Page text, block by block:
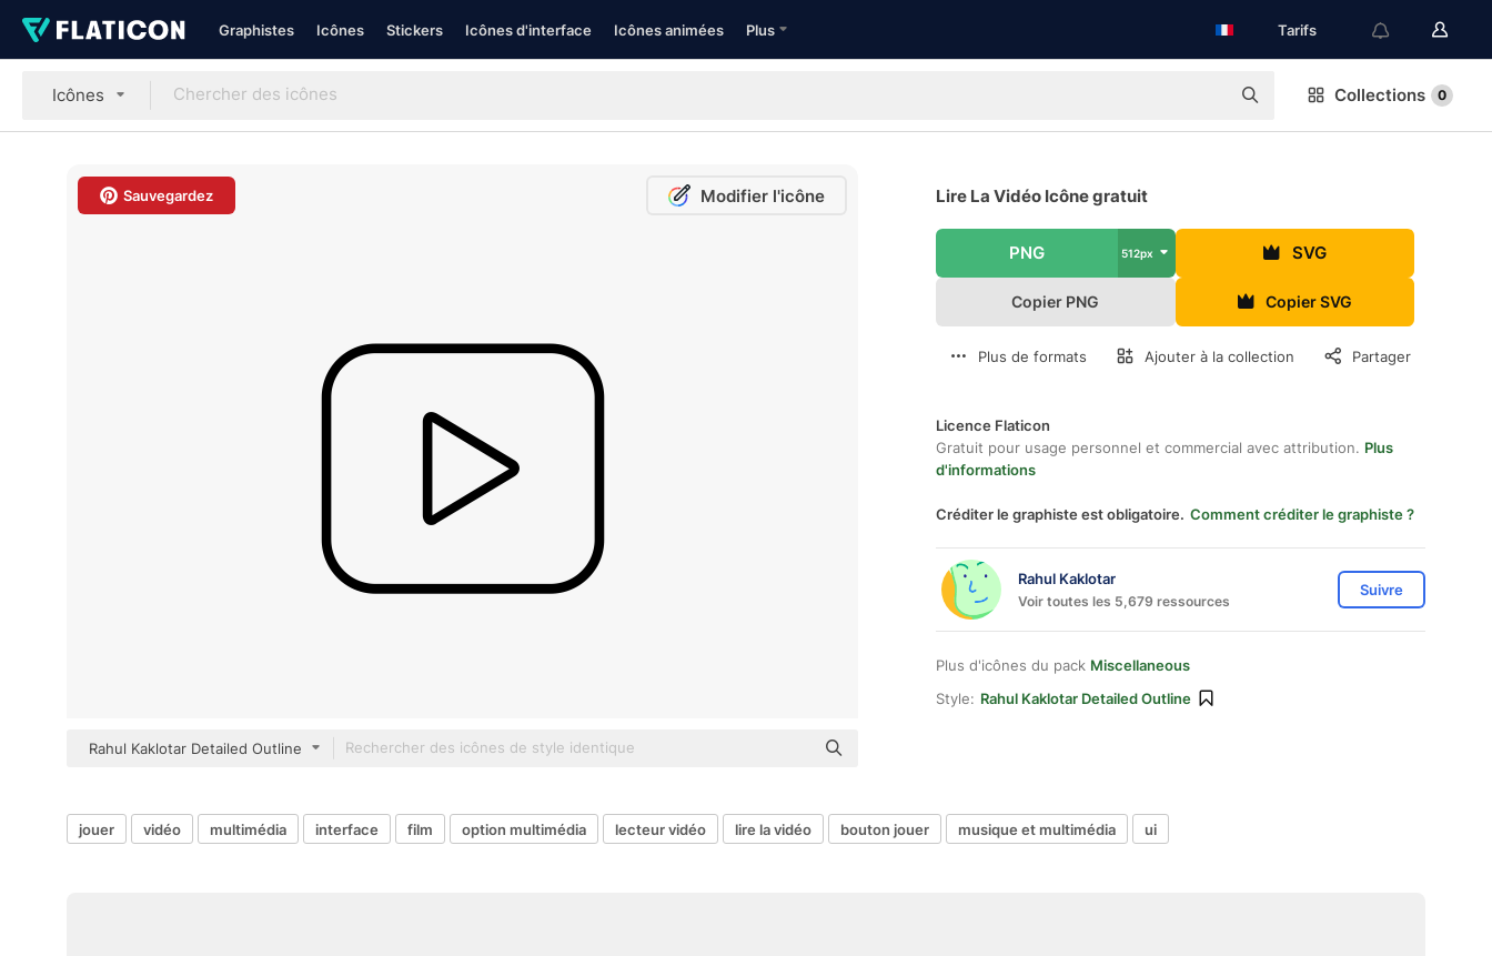
Graphistes Icônes Stickers Icônes d'interface Icônes animées Plus Tarifs
Icônes Collections 0
Sauvegardez Modifier l'icône
Rahul Kaklotar Detailed Outline
Lire La Vidéo Icône gratuit
PNG 512px SVG
Copier PNG Copier SVG
Plus de formats Ajouter à la collection Partager
Licence Flaticon
Gratuit pour usage personnel et commercial avec attribution. Plus
d'informations
Créditer le graphiste est obligatoire. Comment créditer le graphiste ?
Rahul Kaklotar
Voir toutes les 5,679 ressources
Suivre
Plus d'icônes du pack Miscellaneous
Style: Rahul Kaklotar Detailed Outline
jouer vidéo multimédia interface film option multimédia lecteur vidéo lire la vidéo bouton jouer musique et multimédia ui